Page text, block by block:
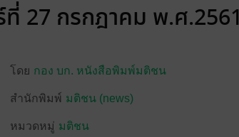
27 กรกฎาคม พ.ศ.2561
โดย กอง บก. หนังสือพิมพ์มติชน
สำนักพิมพ์ มติชน (news)
หมวดหมู่ มติชน